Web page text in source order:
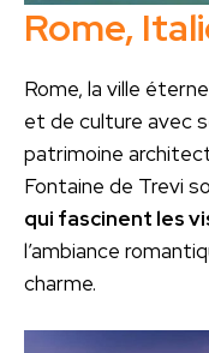
Rome,
Rome, la ville
et de culture avec
patrimoine
Fontaine de Trevi
qui fascinent les
l’ambiance
charme.